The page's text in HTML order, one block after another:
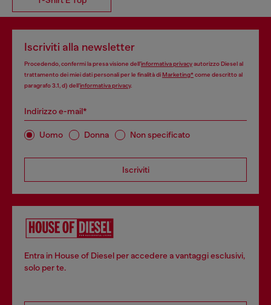
Iscriviti alla newsletter
Procedendo, confermi la presa visione dell’informativa privacyautorizzo Diesel al
trattamento dei miei dati personali per le finalità diMarketing*come descritto al
paragrafo 3.1, d) dell’informativa privacy.
Indirizzo e-mail*
Uomo Donna Non specificato
Iscriviti
Entra in House of Diesel per accedere a vantaggi esclusivi,
solo per te.